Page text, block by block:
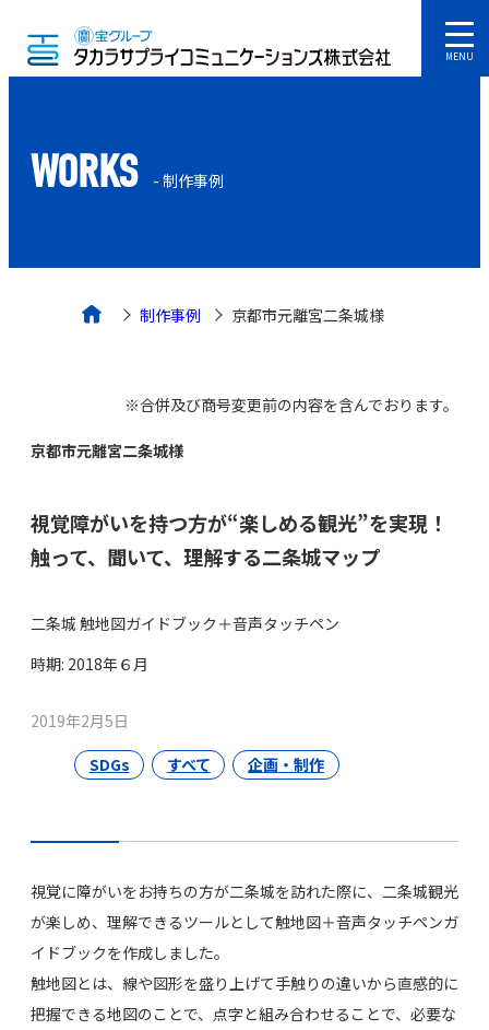
MENU
WORKS - 制作事例
制作事例 京都市元離宮二条城様
※合併及び商号変更前の内容を含んでおります。
京都市元離宮二条城様
視覚障がいを持つ方が“楽しめる観光”を実現！
触って、聞いて、理解する二条城マップ
二条城 触地図ガイドブック＋音声タッチペン
時期: 2018年６月
2019年2月5日
SDGs すべて 企画・制作
視覚に障がいをお持ちの方が二条城を訪れた際に、二条城観光
が楽しめ、理解できるツールとして触地図＋音声タッチペンガ
イドブックを作成しました。
触地図とは、線や図形を盛り上げて手触りの違いから直感的に
把握できる地図のことで、点字と組み合わせることで、必要な